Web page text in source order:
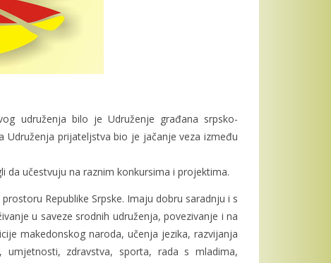
udruženja bilo je Udruženje građana srpsko-
prijateljstva bio je jačanje veza između
da učestvuju na raznim konkursima i projektima.
Republike Srpske. Imaju dobru saradnju i s
u saveze srodnih udruženja, povezivanje i na
makedonskog naroda, učenja jezika, razvijanja
zdravstva, sporta, rada s mladima,